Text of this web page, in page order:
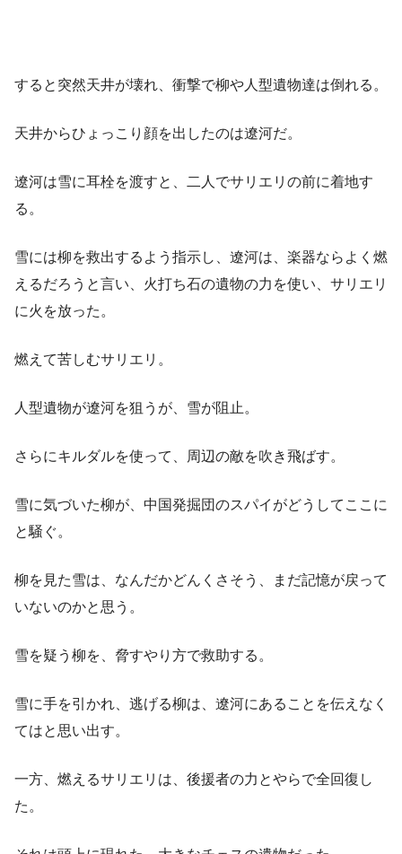
すると突然天井が壊れ、衝撃で柳や人型遺物達は倒れる。
天井からひょっこり顔を出したのは遼河だ。
遼河は雪に耳栓を渡すと、二人でサリエリの前に着地す
る。
雪には柳を救出するよう指示し、遼河は、楽器ならよく燃
えるだろうと言い、火打ち石の遺物の力を使い、サリエリ
に火を放った。
燃えて苦しむサリエリ。
人型遺物が遼河を狙うが、雪が阻止。
さらにキルダルを使って、周辺の敵を吹き飛ばす。
雪に気づいた柳が、中国発掘団のスパイがどうしてここに
と騒ぐ。
柳を見た雪は、なんだかどんくさそう、まだ記憶が戻って
いないのかと思う。
雪を疑う柳を、脅すやり方で救助する。
雪に手を引かれ、逃げる柳は、遼河にあることを伝えなく
てはと思い出す。
一方、燃えるサリエリは、後援者の力とやらで全回復し
た。